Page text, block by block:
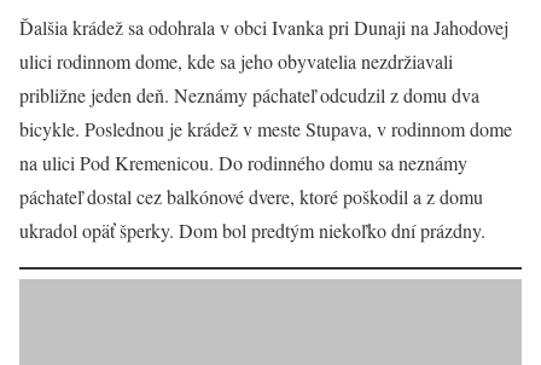
Ďalšia krádež sa odohrala v obci Ivanka pri Dunaji na Jahodovej
ulici rodinnom dome, kde sa jeho obyvatelia nezdržiavali
približne jeden deň. Neznámy páchateľ odcudzil z domu dva
bicykle. Poslednou je krádež v meste Stupava, v rodinnom dome
na ulici Pod Kremenicou. Do rodinného domu sa neznámy
páchateľ dostal cez balkónové dvere, ktoré poškodil a z domu
ukradol opäť šperky. Dom bol predtým niekoľko dní prázdny.